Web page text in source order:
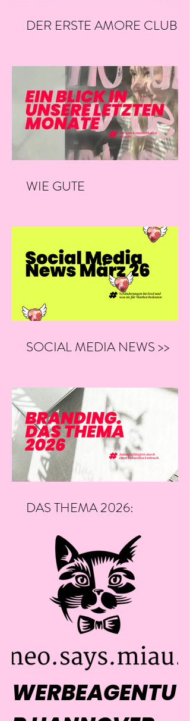
DER ERSTE AMORE CLUB
WIE GUTE
ENTSTEHT: EIN BLICK IN
UNSERE LETZTEN MONATE
SOCIAL MEDIA NEWS >>
DAS THEMA 2026:
WERBEAGENTU